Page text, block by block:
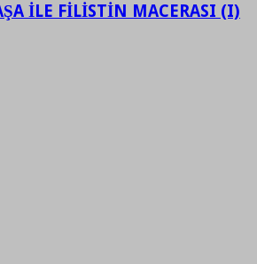
İLE FİLİSTİN MACERASI (I)